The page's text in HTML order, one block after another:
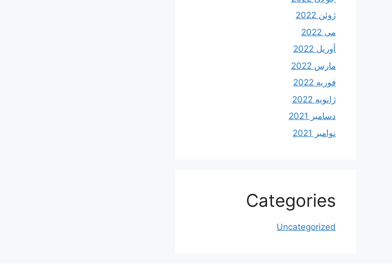
ژوئن 2022
می 2022
آوریل 2022
مارس 2022
فوریه 2022
ژانویه 2022
دسامبر 2021
نوامبر 2021
Categories
Uncategorized